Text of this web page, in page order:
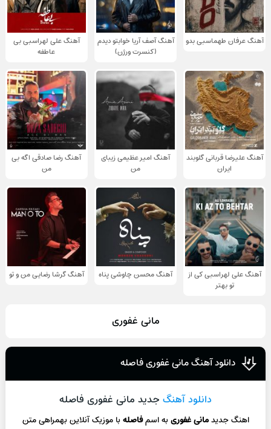
آهنگ عرفان طهماسبی بدو
آهنگ آصف آریا خوابتو دیدم
(کنسرت ورژن)
آهنگ علی لهراسبی بی
عاطفه
آهنگ علیرضا قربانی گلوبند
ایران
آهنگ امیر عظیمی زیبای
من
آهنگ رضا صادقی اگه بی
من
آهنگ علی لهراسبی کی از
تو ‌بهتر
آهنگ محسن چاوشی پناه آهنگ گرشا رضایی من و تو
مانی غفوری
دانلود آهنگ مانی غفوری فاصله
دانلود آهنگ جدید مانی غفوری فاصله
اهنگ جدیدمانی غفوریبه اسمفاصلهبا موزیک آنلاینبهمراهی متن